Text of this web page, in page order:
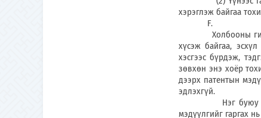
хэрэглэж байгаа
F.
Холбооны гишүүн
хүсэж байгаа,
хэсгээс бүрдэж,
зөвхөн энэ хоёр
дээрх патентын
эдлэхгүй.
Нэг буюу олон
мэдүүлгийг гаргах